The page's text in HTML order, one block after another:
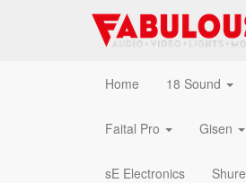
Home 18 Sound
Faital Pro Gisen
sE Electronics Shure